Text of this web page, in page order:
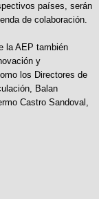
países, serán
de colaboración.
la AEP también
y
los Directores de
Balan
Castro Sandoval,